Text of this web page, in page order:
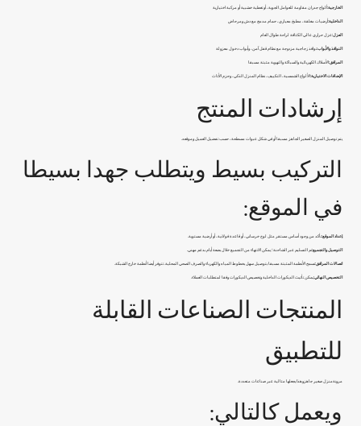
الخارجية: ألواح جدران مقاومة للعوامل الجوية، أو تغطية خشبية أو مركبة اختيارية
الداخلية:أرضيات مغلقة، مطبخ معياري، حمام مدمج مع دش ومرحاض
العزل:عزل حراري عالي الكثافة لراحة طوال العام
النوافذ والأبواب:نوافذ زجاجية مزدوجة مع نظام قفل آمن، وأبواب دخول معزولة
المرافق:الأسلاك الكهربائية والسباكة والتهوية مثبتة مسبقا
الإضافات الاختيارية:الألواح الشمسية، التكييف، نظام المنزل الذكي، وحزم الأثاث
إرشادات المنتج
يتم توصيل المنزل الصغير الجاهز مسبقا أو في شكل عبوات مسطحة، حسب تفضيل العميل وموقعه.
التركيب بسيط ويتطلب جهدا بسيطا
في الموقع:
إعداد الموقع:تأكد من وجود أساس مستقر مثل لوح خرساني، أو قاعدة فولاذية، أو أرضية مستوية.
التوصيل والتجميع:تم التسليم عبر الشاحنة؛ يمكن الانتهاء من التجميع خلال بضعة أيام بدعم مهني.
اتصالات المرافق:تسمح الأنظمة المثبتة مسبقا بتوصيل سهل بخطوط المياه والكهرباء والصرف الصحي المحلية. تتوفر أيضا أنظمة خارج الشبكة.
التخصيص النهائي:يمكن تأثيث الديكورات الداخلية وتخصيص الديكورات وفقا لمتطلبات العملاء.
المنتجات الصناعات القابلة
للتطبيق
مرونةمنزل صغير جاهزوهذا يجعلها مثالية عبر صناعات متعددة.
ويعمل كالتالي: